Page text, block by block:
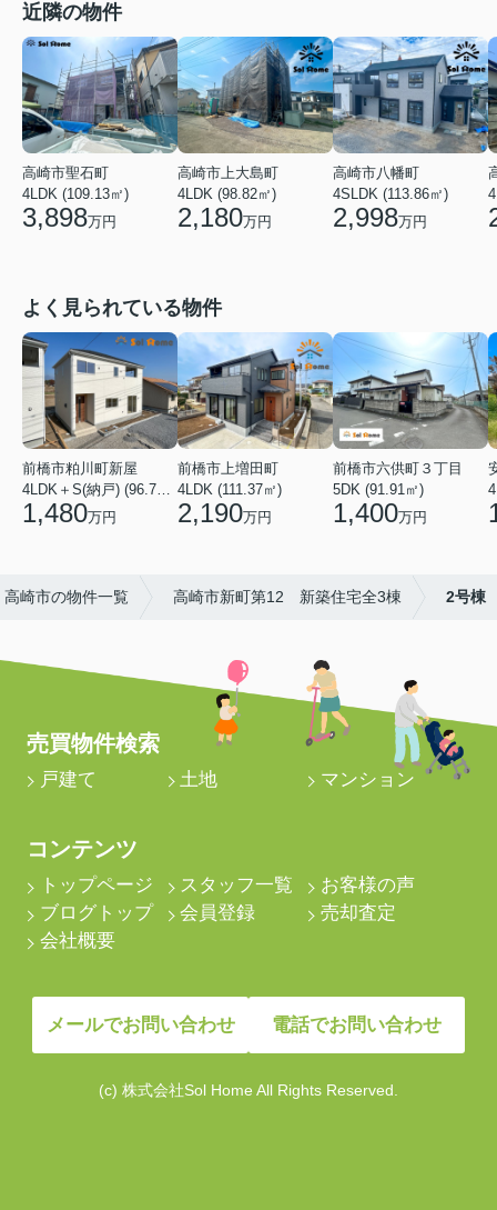
近隣の物件
高崎市聖石町
4LDK (109.13㎡)
3,898万円
高崎市上大島町
4LDK (98.82㎡)
2,180万円
高崎市八幡町
4SLDK (113.86㎡)
2,998万円
よく見られている物件
前橋市粕川町新屋
4LDK＋S(納戸) (96.78㎡)
1,480万円
前橋市上増田町
4LDK (111.37㎡)
2,190万円
前橋市六供町３丁目
5DK (91.91㎡)
1,400万円
高崎市の物件一覧 高崎市新町第12 新築住宅全3棟 2号棟
売買物件検索
戸建て 土地 マンション
コンテンツ
トップページ スタッフ一覧
お客様の声
ブログトップ
会員登録
売却査定
会社概要
メールでお問い合わせ 電話でお問い合わせ
(c) 株式会社Sol Home All Rights Reserved.